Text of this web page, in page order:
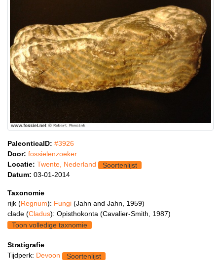
PaleonticaID: #3926
Door: fossielenzoeker
Locatie: Twente, Nederland
Soortenlijst
Datum: 03-01-2014
Taxonomie
rijk (Regnum): Fungi (Jahn and Jahn, 1959)
clade (Cladus): Opisthokonta (Cavalier-Smith, 1987)
Toon volledige taxnomie
Stratigrafie
Tijdperk: Devoon Soortenlijst